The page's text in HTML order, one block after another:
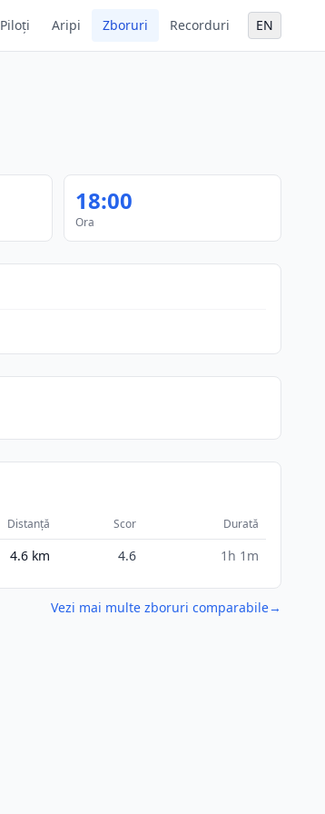
Piloți Aripi Zboruri Recorduri EN
18:00
Ora
Distanță Scor Durată
4.6 km 4.6 1h 1m
Vezi mai multe zboruri comparabile→